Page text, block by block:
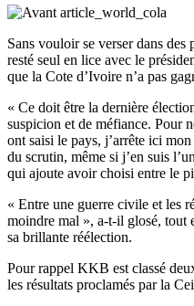
Sans vouloir se verser dans
resté seul en lice avec le
que la Cote d’Ivoire n’a pas
« Ce doit être la dernière
suspicion et de méfiance. Pour
ont saisi le pays, j’arrête ici
du scrutin, même si j’en suis
qui ajoute avoir choisi entre le
« Entre une guerre civile et les
moindre mal », a-t-il glosé, tout
sa brillante réélection.
Pour rappel KKB est classé
les résultats proclamés par la